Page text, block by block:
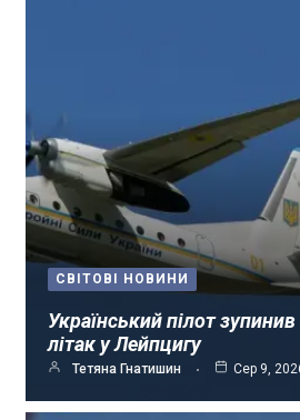
СВІТОВІ НОВИНИ
Український пілот
літак у Лейпцигу
Тетяна Гнатишин Сер 9,